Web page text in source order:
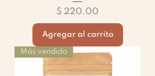
Precio
$ 220,00
Agregar al carrito
Más vendido